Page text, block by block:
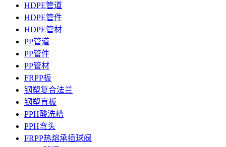
HDPE管道
HDPE管件
HDPE管材
PP管道
PP管件
PP管材
FRPP板
钢塑复合法兰
钢塑盲板
PPH酸洗槽
PPH弯头
FRPP热熔承插球阀